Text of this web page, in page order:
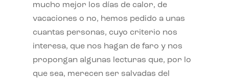
mucho mejor los días de calor, de
vacaciones o no, hemos pedido a unas
cuantas personas, cuyo criterio nos
interesa, que nos hagan de faro y nos
propongan algunas lecturas que, por lo
que sea, merecen ser salvadas del